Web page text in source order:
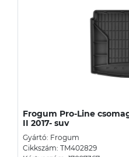
Frogum Pro-Line
II 2017- suv
Gyártó: Frogum
Cikkszám: TM402829